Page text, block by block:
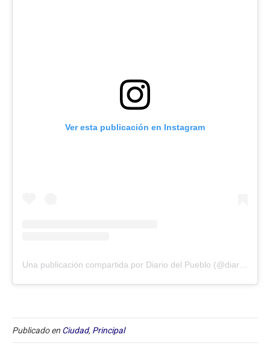
Ver esta publicación en Instagram
Publicado en Ciudad, Principal